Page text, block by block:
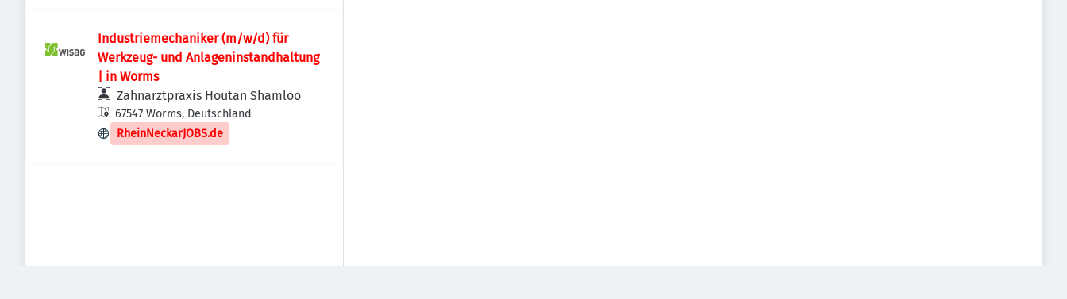
Industriemechaniker (m/w/d) für
Werkzeug- und Anlageninstandhaltung
| in Worms
Zahnarztpraxis Houtan Shamloo
67547 Worms, Deutschland
RheinNeckarJOBS.de